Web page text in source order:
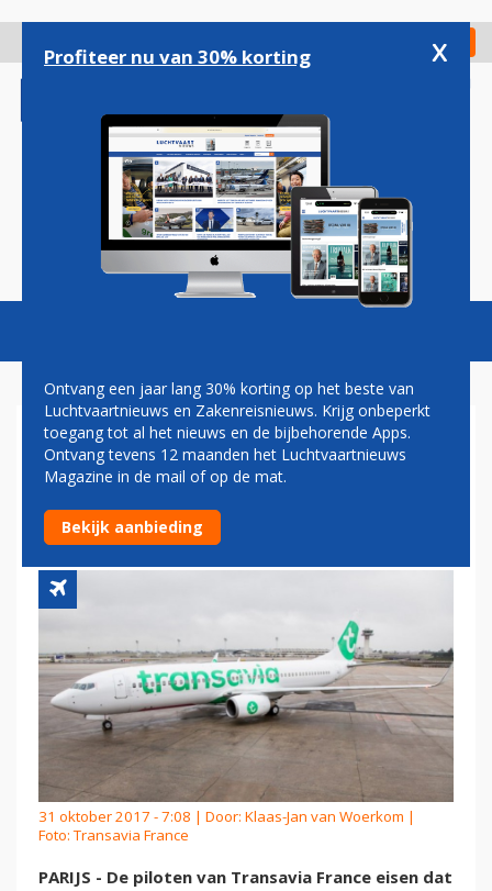
gaan
Check in
Magazine Podcasts Vacatures
TRANSAVIA-PILOTEN EISEN
INGRIJPEN AIR FRANCE-KLM
TEGEN PRIJSVECHTERS
31 oktober 2017 - 7:08 | Door: Klaas-Jan van Woerkom |
Foto: Transavia France
PARIJS - De piloten van Transavia France eisen dat
Profiteer nu van 30% korting x
Ontvang een jaar lang 30% korting op het beste van
Luchtvaartnieuws en Zakenreisnieuws. Krijg onbeperkt
toegang tot al het nieuws en de bijbehorende Apps.
Ontvang tevens 12 maanden het Luchtvaartnieuws
Magazine in de mail of op de mat.
Bekijk aanbieding